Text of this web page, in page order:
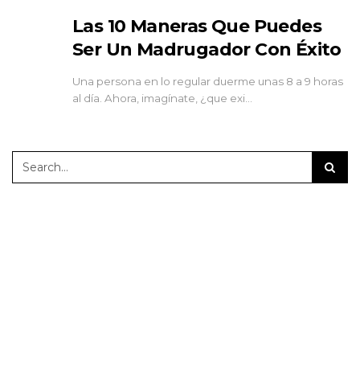
Las 10 Maneras Que Puedes
Ser Un Madrugador Con Éxito
Una persona en lo regular duerme unas 8 a 9 horas
al día. Ahora, imagínate, ¿que exi…